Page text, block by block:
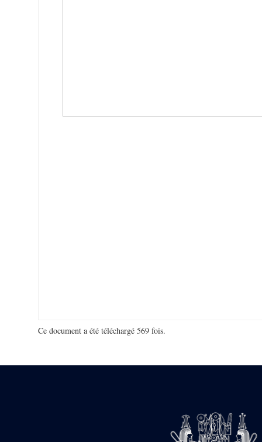
Ce document a été téléchargé 569 fois.